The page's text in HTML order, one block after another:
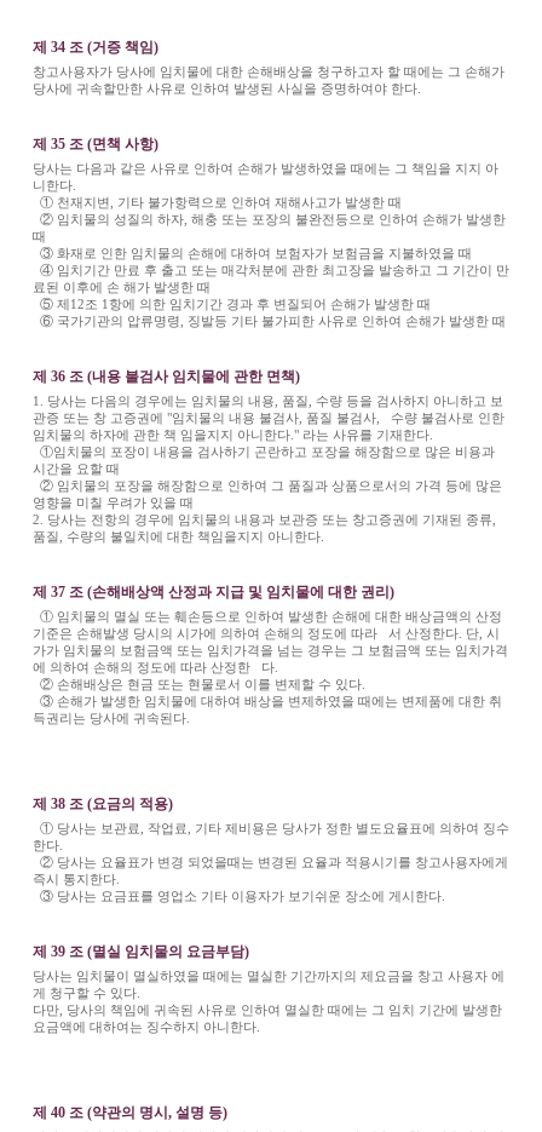
제 34 조 (거증 책임)
창고사용자가 당사에 임치물에 대한 손해배상을 청구하고자 할 때에는 그 손해가
당사에 귀속할만한 사유로 인하여 발생된 사실을 증명하여야 한다.
제 35 조 (면책 사항)
당사는 다음과 같은 사유로 인하여 손해가 발생하였을 때에는 그 책임을 지지 아
니한다.
① 천재지변, 기타 불가항력으로 인하여 재해사고가 발생한 때
② 임치물의 성질의 하자, 해충 또는 포장의 불완전등으로 인하여 손해가 발생한
때
③ 화재로 인한 임치물의 손해에 대하여 보험자가 보험금을 지불하였을 때
④ 임치기간 만료 후 출고 또는 매각처분에 관한 최고장을 발송하고 그 기간이 만
료된 이후에 손 해가 발생한 때
⑤ 제12조 1항에 의한 임치기간 경과 후 변질되어 손해가 발생한 때
⑥ 국가기관의 압류명령, 징발등 기타 불가피한 사유로 인하여 손해가 발생한 때
제 36 조 (내용 불검사 임치물에 관한 면책)
1. 당사는 다음의 경우에는 임치물의 내용, 품질, 수량 등을 검사하지 아니하고 보
관증 또는 창 고증권에 "임치물의 내용 불검사, 품질 불검사, 수량 불검사로 인한
임치물의 하자에 관한 책 임을지지 아니한다." 라는 사유를 기재한다.
①임치물의 포장이 내용을 검사하기 곤란하고 포장을 해장함으로 많은 비용과
시간을 요할 때
② 임치물의 포장을 해장함으로 인하여 그 품질과 상품으로서의 가격 등에 많은
영향을 미칠 우려가 있을 때
2. 당사는 전항의 경우에 임치물의 내용과 보관증 또는 창고증권에 기재된 종류,
품질, 수량의 불일치에 대한 책임을지지 아니한다.
제 37 조 (손해배상액 산정과 지급 및 임치물에 대한 권리)
① 임치물의 멸실 또는 훼손등으로 인하여 발생한 손해에 대한 배상금액의 산정
기준은 손해발생 당시의 시가에 의하여 손해의 정도에 따라 서 산정한다. 단, 시
가가 임치물의 보험금액 또는 임치가격을 넘는 경우는 그 보험금액 또는 임치가격
에 의하여 손해의 정도에 따라 산정한 다.
② 손해배상은 현금 또는 현물로서 이를 변제할 수 있다.
③ 손해가 발생한 임치물에 대하여 배상을 변제하였을 때에는 변제품에 대한 취
득권리는 당사에 귀속된다.
제 38 조 (요금의 적용)
① 당사는 보관료, 작업료, 기타 제비용은 당사가 정한 별도요율표에 의하여 징수
한다.
② 당사는 요율표가 변경 되었을때는 변경된 요율과 적용시기를 창고사용자에게
즉시 통지한다.
③ 당사는 요금표를 영업소 기타 이용자가 보기쉬운 장소에 게시한다.
제 39 조 (멸실 임치물의 요금부담)
당사는 임치물이 멸실하였을 때에는 멸실한 기간까지의 제요금을 창고 사용자 에
게 청구할 수 있다.
다만, 당사의 책임에 귀속된 사유로 인하여 멸실한 때에는 그 임치 기간에 발생한
요금액에 대하여는 징수하지 아니한다.
제 40 조 (약관의 명시, 설명 등)